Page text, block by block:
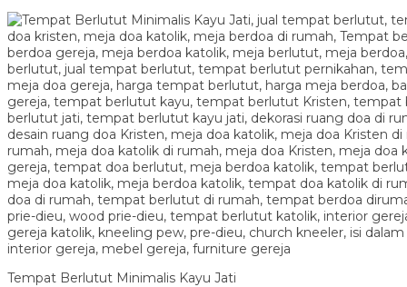
Tempat Berlutut Minimalis Kayu Jati